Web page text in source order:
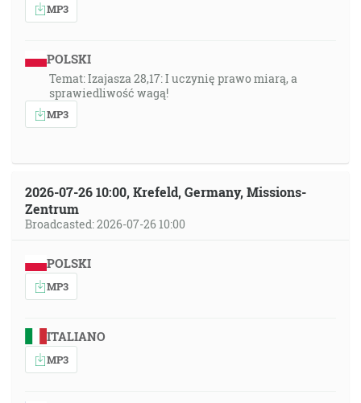
MP3
POLSKI
Temat: Izajasza 28,17: I uczynię prawo miarą, a
sprawiedliwość wagą!
MP3
2026-07-26 10:00, Krefeld, Germany, Missions-
Zentrum
Broadcasted: 2026-07-26 10:00
POLSKI
MP3
ITALIANO
MP3